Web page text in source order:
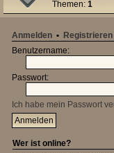
Themen: 1
Anmelden • Registrieren
Benutzername:
Passwort:
Ich habe mein Passwort
Wer ist online?